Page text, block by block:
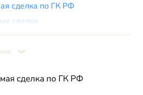
сделка по ГК РФ
сделок
сделки недействительной:
оспоримой сделки
сделка по ГК РФ